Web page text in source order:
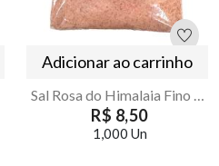
Adicionar ao carrinho
Sal Rosa do Himalaia Fino 1kg Armazém Seu Luiz
R$ 8,50
1,000 Un